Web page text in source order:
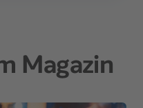
Magazin